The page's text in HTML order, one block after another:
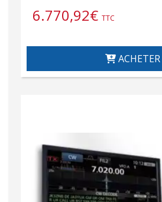
6.770,92€ TTC
ACHETER